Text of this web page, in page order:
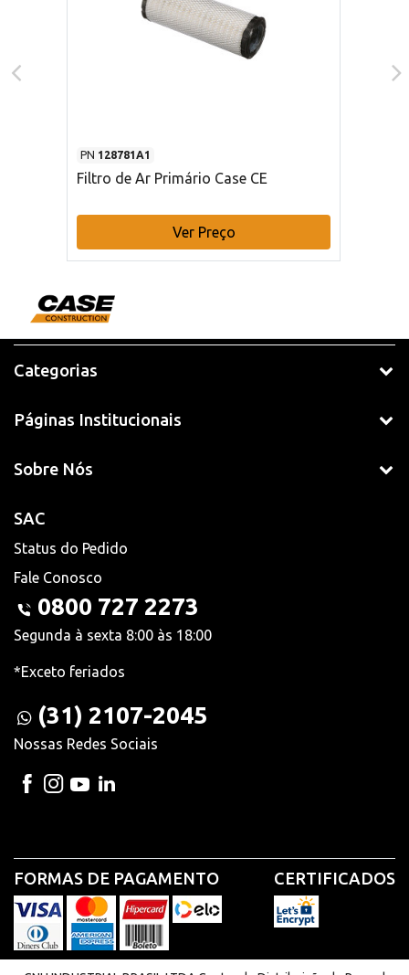
PN 128781A1
Filtro de Ar Primário Case CE
Ver Preço
Categorias
Páginas Institucionais
Sobre Nós
SAC
Status do Pedido
Fale Conosco
0800 727 2273
Segunda à sexta 8:00 às 18:00
*Exceto feriados
(31) 2107-2045
Nossas Redes Sociais
FORMAS DE PAGAMENTO CERTIFICADOS